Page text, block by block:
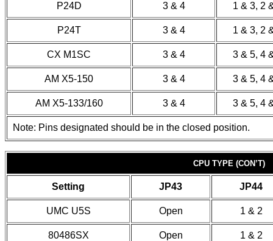
P24D 3 & 4 1 & 3, 2
P24T 3 & 4 1 & 3, 2
CX M1SC 3 & 4 3 & 5, 4
AM X5-150 3 & 4 3 & 5, 4
AM X5-133/160 3 & 4 3 & 5, 4
Note: Pins designated should be in the closed position.
CPU TYPE (CON’T)
Setting JP43 JP44
UMC U5S Open 1 & 2
80486SX Open 1 & 2